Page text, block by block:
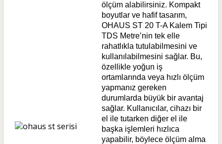
ölçüm alabilirsiniz. Kompakt
boyutlar ve hafif tasarım,
OHAUS ST 20 T-A Kalem Tipi
TDS Metre’nin tek elle
rahatlıkla tutulabilmesini ve
kullanılabilmesini sağlar. Bu,
özellikle yoğun iş
ortamlarında veya hızlı ölçüm
yapmanız gereken
durumlarda büyük bir avantaj
sağlar. Kullanıcılar, cihazı bir
el ile tutarken diğer el ile
başka işlemleri hızlıca
yapabilir, böylece ölçüm alma